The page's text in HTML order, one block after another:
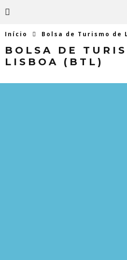
Início Bolsa de Turismo de
BOLSA DE
LISBOA (BTL)